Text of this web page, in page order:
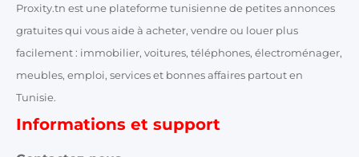
Proxity.tn est une plateforme tunisienne de petites annonces
gratuites qui vous aide à acheter, vendre ou louer plus
facilement : immobilier, voitures, téléphones, électroménager,
meubles, emploi, services et bonnes affaires partout en
Tunisie.
Informations et support